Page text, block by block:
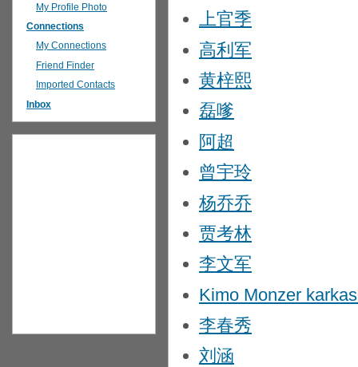
上官季
高利军
黄梓熙
磊嗲
阿超
曾宇玲
杨乔乔
贾考林
李文军
Kimo Monzer
李春秀
刘涵
My Profile Photo
Connections
My Connections
Friend Finder
Imported Contacts
Inbox